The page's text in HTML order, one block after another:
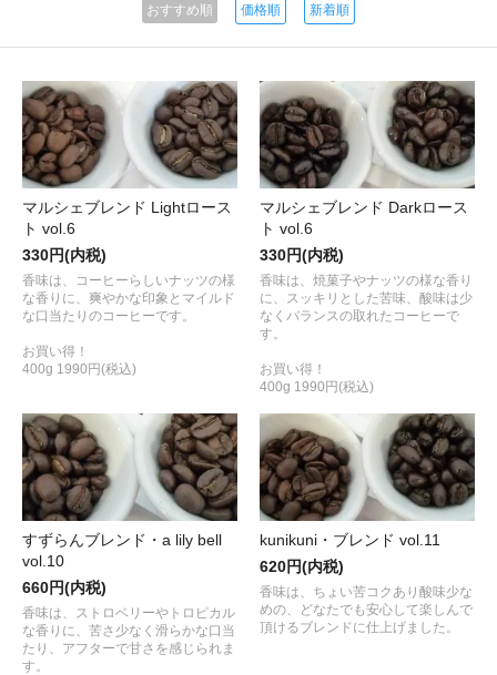
おすすめ順 価格順 新着順
マルシェブレンド Lightロース
ト vol.6
330円(内税)
香味は、コーヒーらしいナッツの様
な香りに、爽やかな印象とマイルド
な口当たりのコーヒーです。
お買い得！
400g 1990円(税込)
マルシェブレンド Darkロース
ト vol.6
330円(内税)
香味は、焼菓子やナッツの様な香り
に、スッキリとした苦味、酸味は少
なくバランスの取れたコーヒーで
す。
お買い得！
400g 1990円(税込)
すずらんブレンド・a lily bell
vol.10
660円(内税)
香味は、ストロベリーやトロピカル
な香りに、苦さ少なく滑らかな口当
たり、アフターで甘さを感じられま
す。
kunikuni・ブレンド vol.11
620円(内税)
香味は、ちょい苦コクあり酸味少な
めの、どなたでも安心して楽しんで
頂けるブレンドに仕上げました。